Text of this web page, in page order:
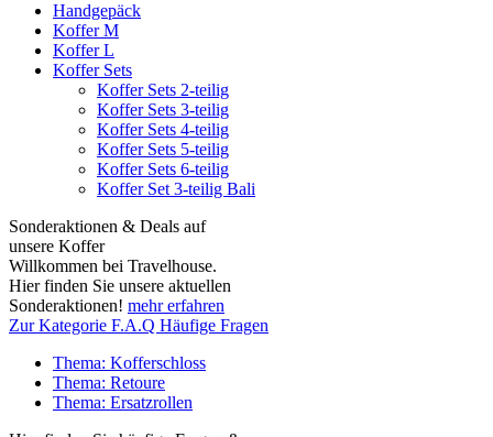
Handgepäck
Koffer M
Koffer L
Koffer Sets
Koffer Sets 2-teilig
Koffer Sets 3-teilig
Koffer Sets 4-teilig
Koffer Sets 5-teilig
Koffer Sets 6-teilig
Koffer Set 3-teilig Bali
Sonderaktionen & Deals auf
unsere Koffer
Willkommen bei Travelhouse.
Hier finden Sie unsere aktuellen
Sonderaktionen! mehr erfahren
Zur Kategorie F.A.Q Häufige Fragen
Thema: Kofferschloss
Thema: Retoure
Thema: Ersatzrollen